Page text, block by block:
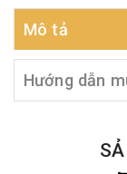
Mô tả
Hướng dẫn